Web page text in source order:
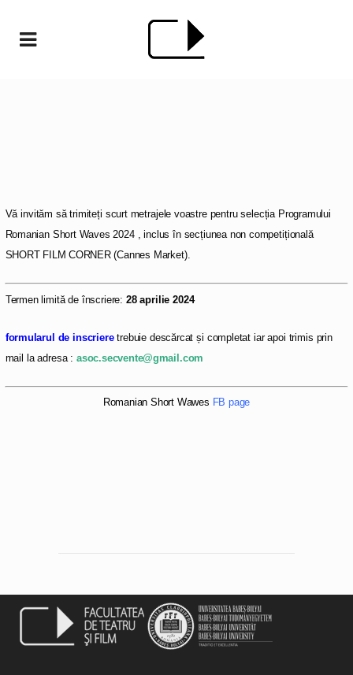
Vă invităm să trimiteți scurt metrajele voastre pentru selecția Programului
Romanian Short Waves 2024 , inclus în secțiunea non competițională
SHORT FILM CORNER (Cannes Market).
Termen limită de înscriere: 28 aprilie 2024
formularul de inscrieretrebuie descărcat și completat iar apoi trimis prin
mail la adresa : asoc.secvente@gmail.com
Romanian Short Wawes FB page